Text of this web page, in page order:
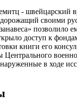
- швейцарский
своими
позволило
доступ к
книги его
в ходе